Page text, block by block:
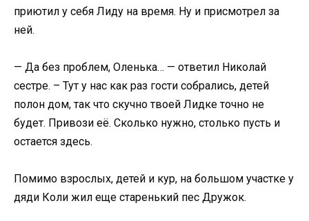
приютил у себя Лиду на время. Ну и присмотрел за
ней.
— Да без проблем, Оленька… — ответил Николай
сестре. – Тут у нас как раз гости собрались, детей
полон дом, так что скучно твоей Лидке точно не
будет. Привози её. Сколько нужно, столько пусть и
остается здесь.
Помимо взрослых, детей и кур, на большом участке у
дяди Коли жил еще старенький пес Дружок.